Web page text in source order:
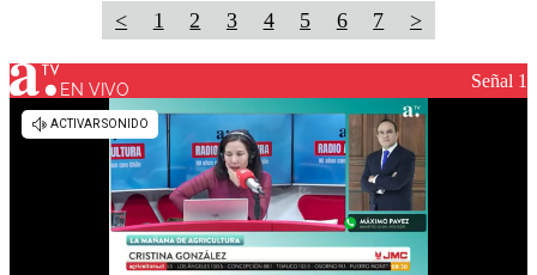
< 1 2 3 4 5 6 7 >
EN VIVO Señal 1